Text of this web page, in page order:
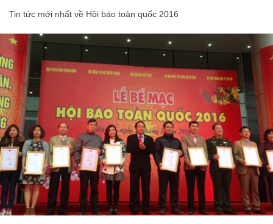
Tin tức mới nhất về Hội báo toàn quốc 2016